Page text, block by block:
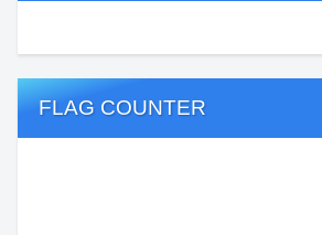
FLAG COUNTER